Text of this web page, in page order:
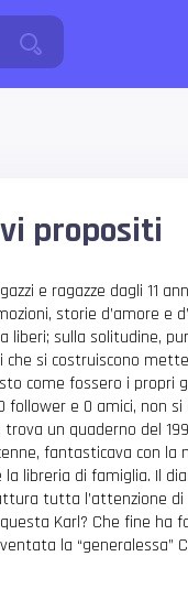
propositi
e ragazze dagli 11
storie d’amore e
liberi; sulla solitudine,
che si costruiscono
come fossero i propri
follower e 0 amici, non
un quaderno del
fantasticava con la
libreria di famiglia. Il
tutta l’attenzione
Karl? Che fine ha
la “generalessa”